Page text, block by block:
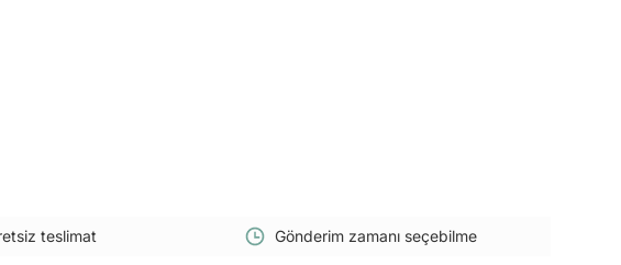
teslimat Gönderim zamanı seçebilme